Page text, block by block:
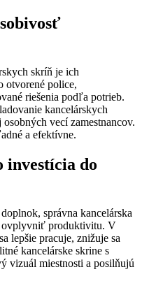
skríň je ich
otvorené police,
riešenia podľa potrieb.
kancelárskych
vecí zamestnancov.
a efektívne.
investícia do
správna kancelárska
ovplyvniť produktivitu. V
lepšie pracuje, znižuje sa
kancelárske skrine s
vizuál miestnosti a posilňujú